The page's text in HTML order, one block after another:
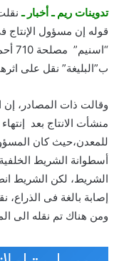
تدوينات ريم ـ أخبار ـ نقلت
قوله إن مسؤول الإنتاج
ب”البليغة” نقل على
وقالت ذات المصادر، إن
منشأت الانتاج بعد
للمعدن،حيث كان
أسطوانة الشريط الخلفية
الشريط، لكن الشريط
إصابة بالغة فى الذراع،
ومن هناك تم نقله الى